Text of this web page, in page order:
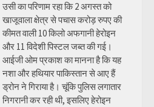
उसी का परिणाम रहा कि 2 अगस्त को
खाजूवाला क्षेत्र से पचास करोड़ रुपए की
कीमत वाली 10 किलो अफगानी हेरोइन
और 11 विदेशी पिस्टल जब्त की गई।
आईजी ओम प्रकाश का मानना है कि यह
नशा और हथियार पाकिस्तान से आए हैं
ड्रोन ने गिराया है। चूंकि पुलिस लगातार
निगरानी कर रही थी, इसलिए हेरोइन